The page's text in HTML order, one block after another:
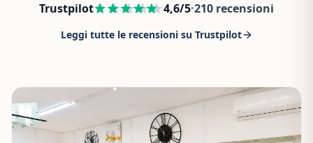
Trustpilot 4,6/5·210 recensioni
Leggi tutte le recensioni su Trustpilot